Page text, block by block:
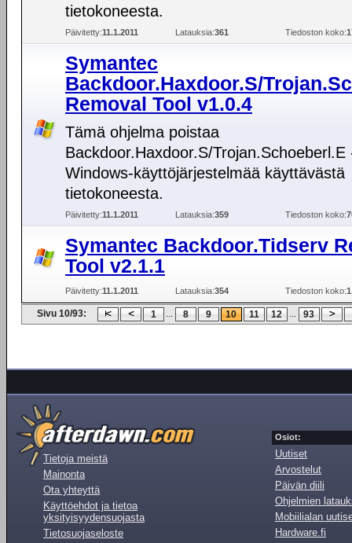
tietokoneesta.
Päivitetty:11.1.2011 Latauksia:361 Tiedoston koko:
Symantec
Backdoor.Haxdoor.S/
Removal Tool v1.0.4
Tämä ohjelma poistaa
Backdoor.Haxdoor.S/Trojan.Schoeberl.E
Windows-käyttöjärjestelmää käyttävästä
tietokoneesta.
Päivitetty:11.1.2011 Latauksia:359 Tiedoston koko:
Symantec Backdoor.Tidserv
Tool v2.1.1
Päivitetty:11.1.2011 Latauksia:354 Tiedoston koko:
Sivu 10/93: 1 ... 8 9 10 11 12 ... 93
Tietoja meistä
Mainonta
Ota yhteyttä
Käyttöehdot ja tietoa
yksityisyydensuojasta
Tietosuojaseloste
Osiot:
Uutiset
Arvostelut
Päivän diili
Ohjelmien
Mobiilialan
Hardware.fi